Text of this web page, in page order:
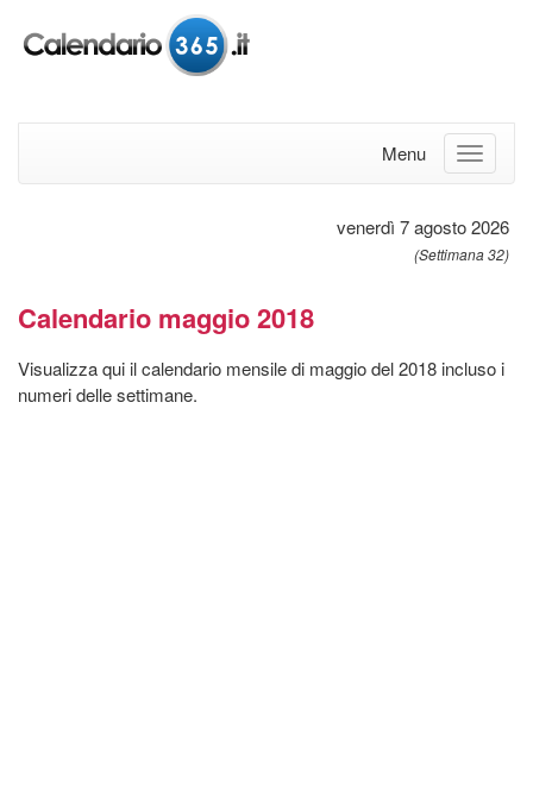
Menu
venerdì 7 agosto 2026
(Settimana 32)
Calendario maggio 2018
Visualizza qui il calendario mensile di maggio del 2018 incluso i
numeri delle settimane.